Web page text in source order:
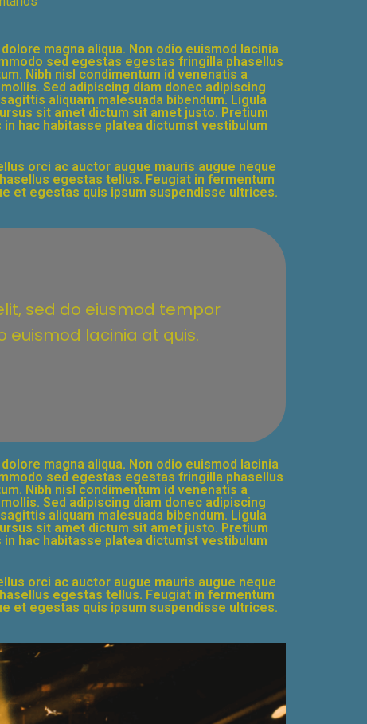
magna aliqua. Non odio euismod lacinia
sed egestas egestas fringilla phasellus
Nibh nisl condimentum id venenatis a
Sed adipiscing diam donec adipiscing
aliquam malesuada bibendum. Ligula
sit amet dictum sit amet justo. Pretium
hac habitasse platea dictumst vestibulum
orci ac auctor augue mauris augue neque
egestas tellus. Feugiat in fermentum
et egestas quis ipsum suspendisse ultrices.
sed do eiusmod tempor
euismod lacinia at quis.
magna aliqua. Non odio euismod lacinia
sed egestas egestas fringilla phasellus
Nibh nisl condimentum id venenatis a
Sed adipiscing diam donec adipiscing
aliquam malesuada bibendum. Ligula
sit amet dictum sit amet justo. Pretium
hac habitasse platea dictumst vestibulum
orci ac auctor augue mauris augue neque
egestas tellus. Feugiat in fermentum
et egestas quis ipsum suspendisse ultrices.